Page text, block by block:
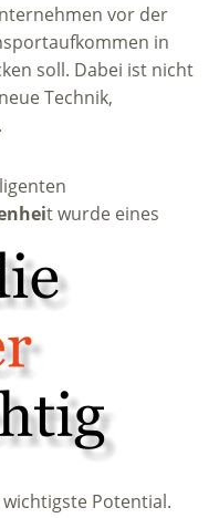
vor der
in
soll. Dabei ist nicht
Technik,
t wurde eines
Potential.